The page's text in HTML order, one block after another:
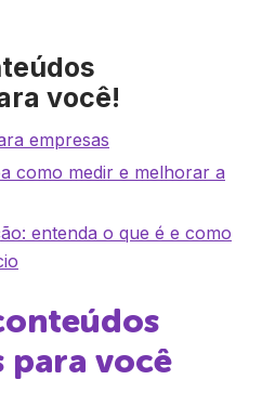
você!
empresas
como medir e melhorar a
entenda o que é e como
para você